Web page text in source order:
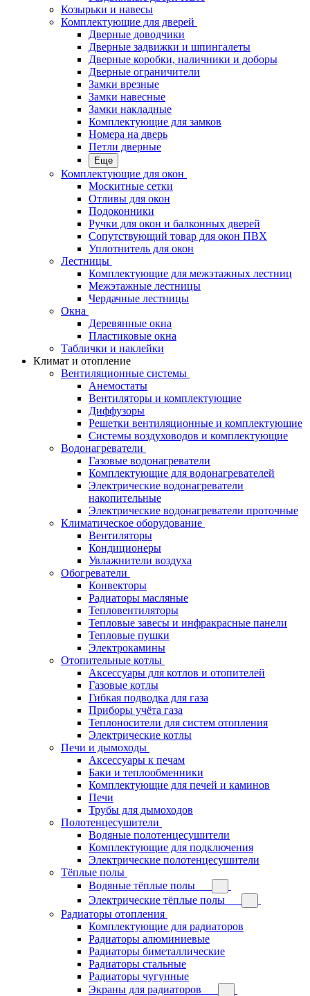
Козырьки и навесы
Комплектующие для дверей
Дверные доводчики
Дверные задвижки и шпингалеты
Дверные коробки, наличники и доборы
Дверные ограничители
Замки врезные
Замки навесные
Замки накладные
Комплектующие для замков
Номера на дверь
Петли дверные
Еще
Комплектующие для окон
Москитные сетки
Отливы для окон
Подоконники
Ручки для окон и балконных дверей
Сопутствующий товар для окон ПВХ
Уплотнитель для окон
Лестницы
Комплектующие для межэтажных лестниц
Межэтажные лестницы
Чердачные лестницы
Окна
Деревянные окна
Пластиковые окна
Таблички и наклейки
Климат и отопление
Вентиляционные системы
Анемостаты
Вентиляторы и комплектующие
Диффузоры
Решетки вентиляционные и комплектующие
Системы воздуховодов и комплектующие
Водонагреватели
Газовые водонагреватели
Комплектующие для водонагревателей
Электрические водонагреватели
накопительные
Электрические водонагреватели проточные
Климатическое оборудование
Вентиляторы
Кондиционеры
Увлажнители воздуха
Обогреватели
Конвекторы
Радиаторы масляные
Тепловентиляторы
Тепловые завесы и инфракрасные панели
Тепловые пушки
Электрокамины
Отопительные котлы
Аксессуары для котлов и отопителей
Газовые котлы
Гибкая подводка для газа
Приборы учёта газа
Теплоносители для систем отопления
Электрические котлы
Печи и дымоходы
Аксессуары к печам
Баки и теплообменники
Комплектующие для печей и каминов
Печи
Трубы для дымоходов
Полотенцесушители
Водяные полотенцесушители
Комплектующие для подключения
Электрические полотенцесушители
Тёплые полы
Водяные тёплые полы
Электрические тёплые полы
Радиаторы отопления
Комплектующие для радиаторов
Радиаторы алюминиевые
Радиаторы биметаллические
Радиаторы стальные
Радиаторы чугунные
Экраны для радиаторов